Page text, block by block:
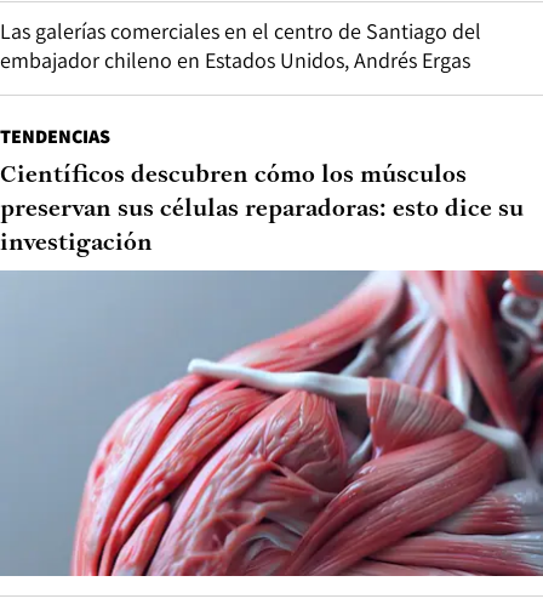
Las galerías comerciales en el centro de Santiago del
embajador chileno en Estados Unidos, Andrés Ergas
TENDENCIAS
Científicos descubren cómo los músculos
preservan sus células reparadoras: esto dice su
investigación